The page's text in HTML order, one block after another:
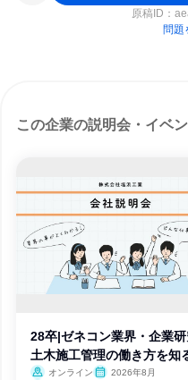
原稿ID：
問題
この企業の説明会・イベ
28卒|ゼネコン業界・企業研
土木施工管理の働き方を知
オンライン
2026年8月